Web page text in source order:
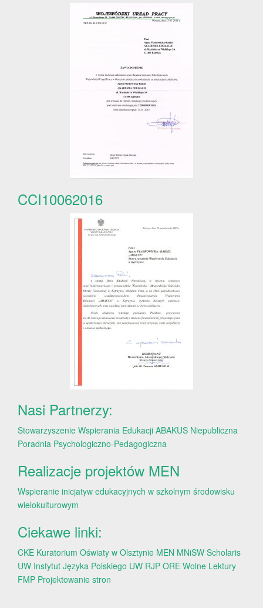
CCI10062016
Nasi Partnerzy:
Stowarzyszenie Wspierania Edukacji ABAKUS Niepubliczna
Poradnia Psychologiczno-Pedagogiczna
Realizacje projektów MEN
Wspieranie inicjatyw edukacyjnych w szkolnym środowisku
wielokulturowym
Ciekawe linki:
CKE Kuratorium Oświaty w Olsztynie MEN MNiSW Scholaris
UW Instytut Języka Polskiego UW RJP ORE Wolne Lektury
FMP Projektowanie stron